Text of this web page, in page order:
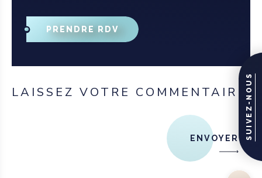
SUIVEZ-NOUS
PRENDRE RDV
LAISSEZ VOTRE COMMENTAIRE
ENVOYER